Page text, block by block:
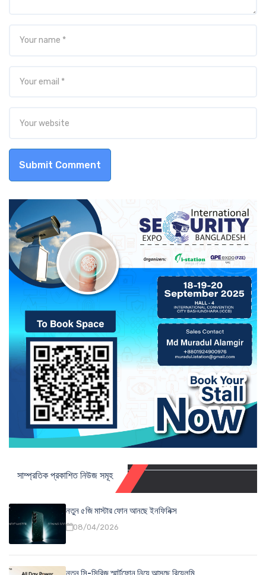
Submit Comment
সাম্প্রতিক প্রকাশিত নিউজ সমূহ
নতুন ৫জি মাস্টার ফোন আনছে ইনফিনিক্স
08/04/2026